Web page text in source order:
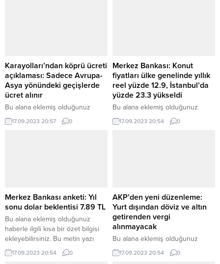
Karayolları’ndan köprü ücreti
açıklaması: Sadece Avrupa-
Asya yönündeki geçişlerde
ücret alınır
Bu alana eklemiş olduğunuz
haberle ilgili kısa bir özet bilgisi
ekleyebilirsiniz. Bu metin yazı
17.09.2023 20:57 0
Merkez Bankası: Konut
fiyatları ülke genelinde yıllık
reel yüzde 12.9, İstanbul’da
yüzde 23.3 yükseldi
Bu alana eklemiş olduğunuz
haberle ilgili kısa bir özet bilgisi
ekleyebilirsiniz. Bu metin yazı
17.09.2023 20:54 0
Merkez Bankası anketi: Yıl
sonu dolar beklentisi 7.89 TL
Bu alana eklemiş olduğunuz
haberle ilgili kısa bir özet bilgisi
ekleyebilirsiniz. Bu metin yazı
düzenleme sayfasında “Özet”
bölümünden eklenebilir. Özet
17.09.2023 20:54 0
AKP’den yeni düzenleme:
Yurt dışından döviz ve altın
getirenden vergi
alınmayacak
Bu alana eklemiş olduğunuz
haberle ilgili kısa bir özet bilgisi
ekleyebilirsiniz. Bu metin yazı
17.09.2023 20:54 0